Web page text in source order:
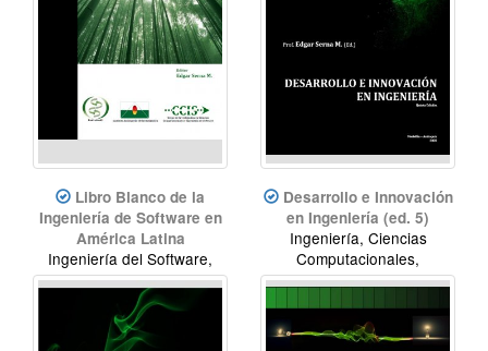
Libro Blanco de la
Ingeniería de Software en
América Latina
Ingeniería del Software,
Calidad del software,
profesionalización,
Desarrollo de software
Desarrollo e Innovación
en Ingeniería (ed. 5)
Ingeniería, Ciencias
Computacionales,
desarrollo, innovación